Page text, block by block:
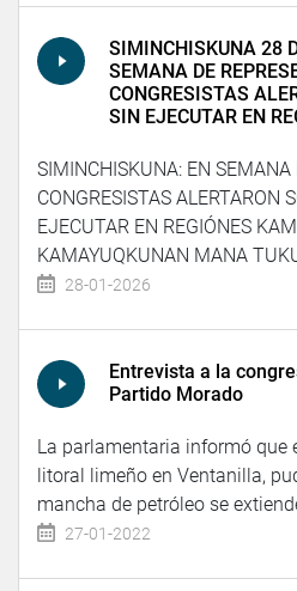
SIMINCHISKUNA 28
SEMANA DE
CONGRESISTAS
SIN EJECUTAR EN
SIMINCHISKUNA: EN SEMANA
CONGRESISTAS ALERTARON
EJECUTAR EN REGIÓNES
KAMAYUQKUNAN MANA
28-01-2026
Entrevista a la
Partido Morado
La parlamentaria informó que
litoral limeño en Ventanilla,
mancha de petróleo se
27-01-2022